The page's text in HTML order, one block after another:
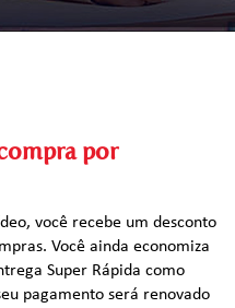
por
você recebe um desconto
Você ainda economiza
Super Rápida como
pagamento será renovado